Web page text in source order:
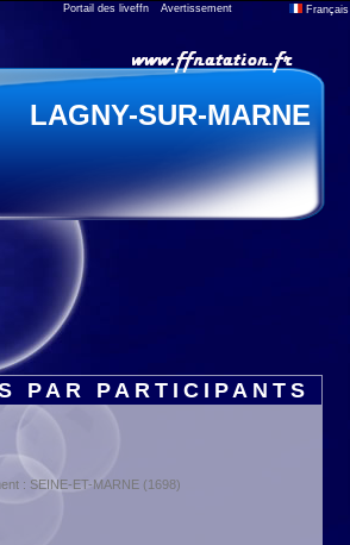
Portail des liveffn Avertissement Français
LAGNY-SUR-MARNE
PAR PARTICIPANTS
: SEINE-ET-MARNE (1698)